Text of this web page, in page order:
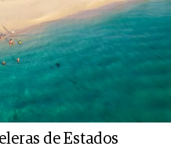
de Estados